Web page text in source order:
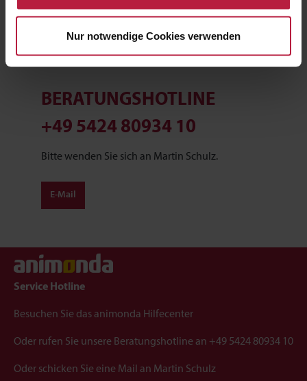
Klick auf „Cookies zulassen“ erteilen Sie Ihre Einwilligung
Shop an unseren Partner, die shopware AG (Ebbinghoff
10, 48624 Schöppingen, Deutschland), die diese Daten
Marktverhaltensanalysen) verarbeiten darf.
Nur notwendige Cookies verwenden
BERATUNGSHOTLINE
+49 5424 80934 10
Bitte wenden Sie sich an Martin Schulz.
E-Mail
Service Hotline
Besuchen Sie das animonda Hilfecenter
Oder rufen Sie unsere Beratungshotline an +49 5424 80934 10
Oder schicken Sie eine Mail an Martin Schulz